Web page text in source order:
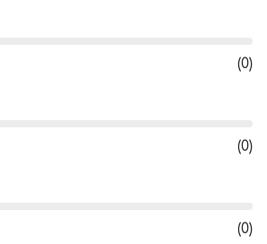
(0)
(0)
(0)